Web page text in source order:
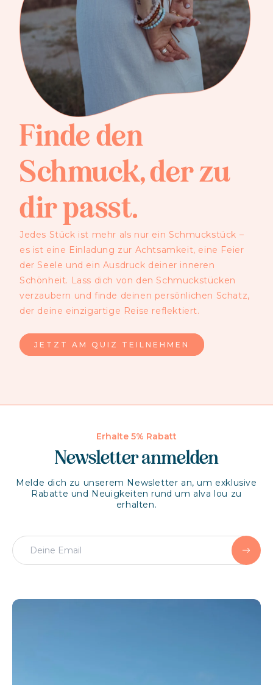
Finde den
Schmuck, der zu
dir passt.
Jedes Stück ist mehr als nur ein Schmuckstück –
es ist eine Einladung zur Achtsamkeit, eine Feier
der Seele und ein Ausdruck deiner inneren
Schönheit. Lass dich von den Schmuckstücken
verzaubern und finde deinen persönlichen Schatz,
der deine einzigartige Reise reflektiert.
JETZT AM QUIZ TEILNEHMEN
Erhalte 5% Rabatt
Newsletter anmelden
Melde dich zu unserem Newsletter an, um exklusive
Rabatte und Neuigkeiten rund um alva lou zu
erhalten.